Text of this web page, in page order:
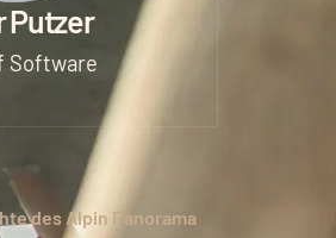
Putzer
Software
des Alpin Panorama